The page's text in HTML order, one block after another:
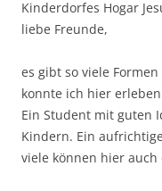
Kinderdorfes Hogar
liebe Freunde,
es gibt so viele
konnte ich hier
Ein Student mit guten
Kindern. Ein
viele können hier